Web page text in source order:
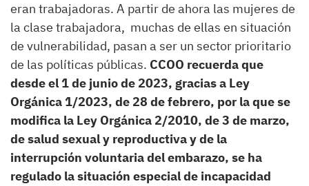
eran trabajadoras. A partir de ahora las mujeres de
la clase trabajadora, muchas de ellas en situación
de vulnerabilidad, pasan a ser un sector prioritario
de las políticas públicas. CCOO recuerda que
desde el 1 de junio de 2023, gracias a Ley
Orgánica 1/2023, de 28 de febrero, por la que se
modifica la Ley Orgánica 2/2010, de 3 de marzo,
de salud sexual y reproductiva y de la
interrupción voluntaria del embarazo, se ha
regulado la situación especial de incapacidad